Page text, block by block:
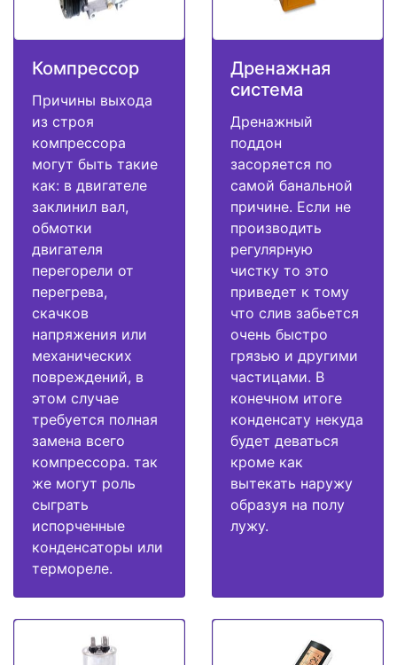
Компрессор
Причины выхода
из строя
компрессора
могут быть такие
как: в двигателе
заклинил вал,
обмотки
двигателя
перегорели от
перегрева,
скачков
напряжения или
механических
повреждений, в
этом случае
требуется полная
замена всего
компрессора. так
же могут роль
сыграть
испорченные
конденсаторы или
термореле.
Дренажная
система
Дренажный
поддон
засоряется по
самой банальной
причине. Если не
производить
регулярную
чистку то это
приведет к тому
что слив забьется
очень быстро
грязью и другими
частицами. В
конечном итоге
конденсату некуда
будет деваться
кроме как
вытекать наружу
образуя на полу
лужу.